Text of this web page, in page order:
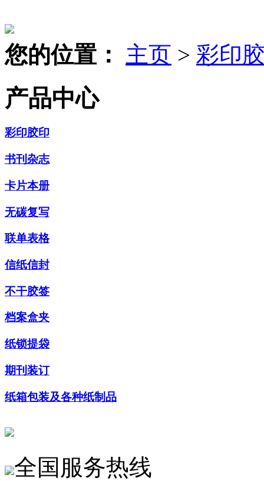
您的位置： 主页 > 彩印
产品中心
彩印胶印
书刊杂志
卡片本册
无碳复写
联单表格
信纸信封
不干胶签
档案盒夹
纸锁提袋
期刊装订
纸箱包装及各种纸制品
全国服务热线